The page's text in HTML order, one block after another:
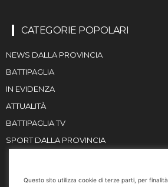
CATEGORIE POPOLARI
NEWS DALLA PROVINCIA
BATTIPAGLIA
IN EVIDENZA
ATTUALITÀ
BATTIPAGLIA TV
SPORT DALLA PROVINCIA
Questo sito utilizza cookie di terze parti, per finalità